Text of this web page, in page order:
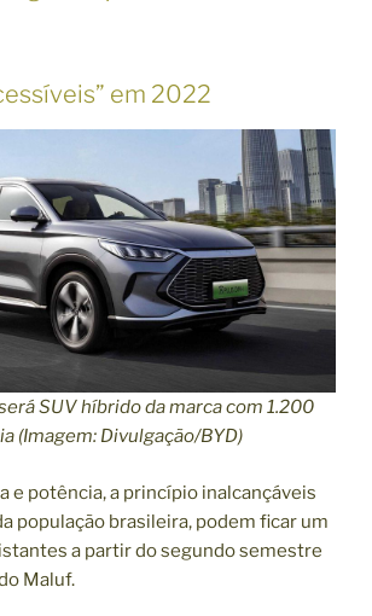
em 2022
SUV híbrido da marca com 1.200
(Imagem: Divulgação/BYD)
e potência, a princípio inalcançáveis
população brasileira, podem ficar um
a partir do segundo semestre
Maluf.